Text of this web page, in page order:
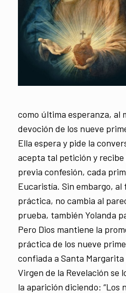
como última esperanza, al
devoción de los nueve
Ella espera y pide la
acepta tal petición y
previa confesión, cada
Eucaristía. Sin embargo, al
práctica, no cambia al
prueba, también Yolanda
Pero Dios mantiene la
práctica de los nueve
confiada a Santa Margarita
Virgen de la Revelación se
la aparición diciendo: “Los